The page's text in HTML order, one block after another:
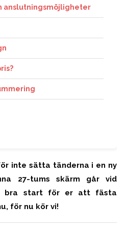
anslutningsmöjligheter
inte sätta tänderna i en ny
27-tums skärm går vid
bra start för er att fästa
för nu kör vi!